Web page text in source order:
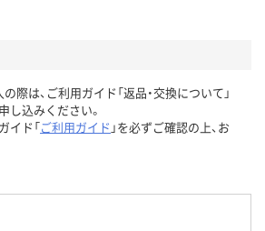
際は、ご利用ガイド「返品・交換について」
し込みください。
イド「ご利用ガイド 」を必ずご確認の上、お